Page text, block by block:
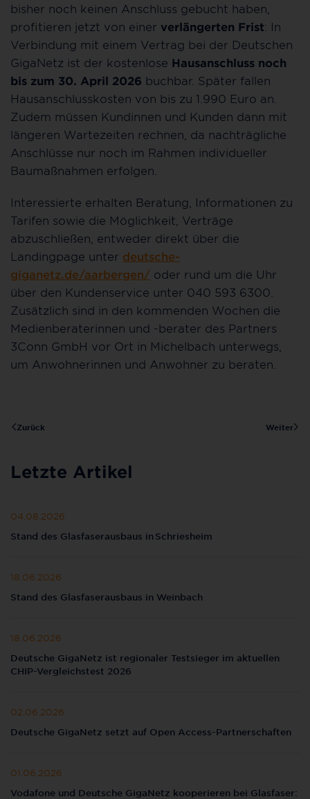
bisher noch keinen Anschluss gebucht haben,
profitieren jetzt von einer verlängerten Frist: In
Verbindung mit einem Vertrag bei der Deutschen
GigaNetz ist der kostenlose Hausanschluss noch
bis zum 30. April 2026 buchbar. Später fallen
Hausanschlusskosten von bis zu 1.990 Euro an.
Zudem müssen Kundinnen und Kunden dann mit
längeren Wartezeiten rechnen, da nachträgliche
Anschlüsse nur noch im Rahmen individueller
Baumaßnahmen erfolgen.
Interessierte erhalten Beratung, Informationen zu
Tarifen sowie die Möglichkeit, Verträge
abzuschließen, entweder direkt über die
Landingpage unter deutsche-
giganetz.de/aarbergen/ oder rund um die Uhr
über den Kundenservice unter 040 593 6300.
Zusätzlich sind in den kommenden Wochen die
Medienberaterinnen und -berater des Partners
3Conn GmbH vor Ort in Michelbach unterwegs,
um Anwohnerinnen und Anwohner zu beraten.
Zurück Weiter
Letzte Artikel
04.08.2026
Stand des Glasfaserausbaus in Schriesheim
18.06.2026
Stand des Glasfaserausbaus in Weinbach
18.06.2026
Deutsche GigaNetz ist regionaler Testsieger im aktuellen
CHIP-Vergleichstest 2026
02.06.2026
Deutsche GigaNetz setzt auf Open Access-Partnerschaften
01.06.2026
Vodafone und Deutsche GigaNetz kooperieren bei Glasfaser: